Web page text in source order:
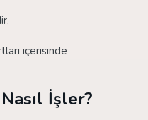
içerisinde
İşler?